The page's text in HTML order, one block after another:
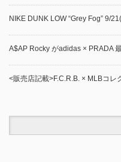
NIKE DUNK LOW “Grey Fog” 9/
A$AP Rocky がadidas × PRADA
<販売店記載>F.C.R.B. × MLBコ